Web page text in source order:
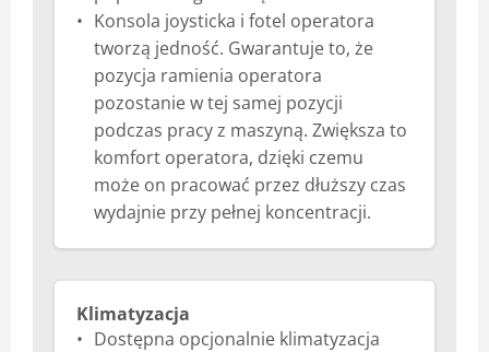
Konsola joysticka i fotel operatora
tworzą jedność. Gwarantuje to, że
pozycja ramienia operatora
pozostanie w tej samej pozycji
podczas pracy z maszyną. Zwiększa to
komfort operatora, dzięki czemu
może on pracować przez dłuższy czas
wydajnie przy pełnej koncentracji.
Klimatyzacja
Dostępna opcjonalnie klimatyzacja